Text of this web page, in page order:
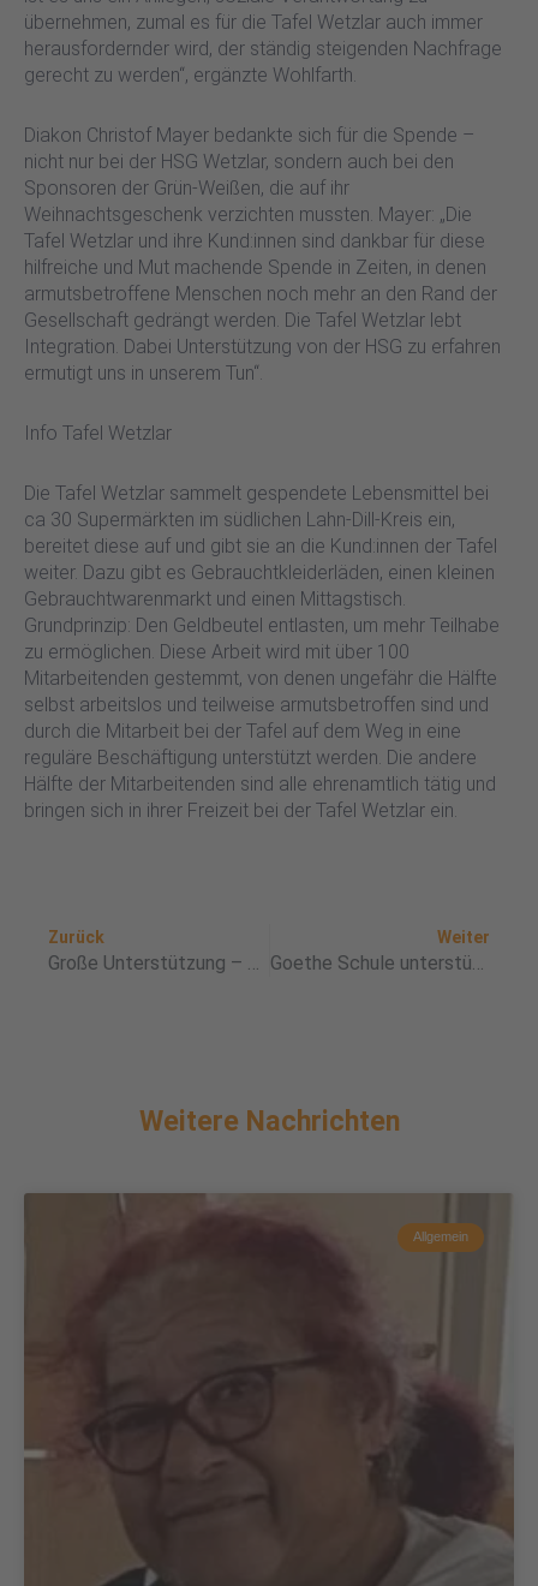
übernehmen, zumal es für die Tafel Wetzlar auch immer
herausfordernder wird, der ständig steigenden Nachfrage
gerecht zu werden“, ergänzte Wohlfarth.
Diakon Christof Mayer bedankte sich für die Spende –
nicht nur bei der HSG Wetzlar, sondern auch bei den
Sponsoren der Grün-Weißen, die auf ihr
Weihnachtsgeschenk verzichten mussten. Mayer: „Die
Tafel Wetzlar und ihre Kund:innen sind dankbar für diese
hilfreiche und Mut machende Spende in Zeiten, in denen
armutsbetroffene Menschen noch mehr an den Rand der
Gesellschaft gedrängt werden. Die Tafel Wetzlar lebt
Integration. Dabei Unterstützung von der HSG zu erfahren
ermutigt uns in unserem Tun“.
Info Tafel Wetzlar
Die Tafel Wetzlar sammelt gespendete Lebensmittel bei
ca 30 Supermärkten im südlichen Lahn-Dill-Kreis ein,
bereitet diese auf und gibt sie an die Kund:innen der Tafel
weiter. Dazu gibt es Gebrauchtkleiderläden, einen kleinen
Gebrauchtwarenmarkt und einen Mittagstisch.
Grundprinzip: Den Geldbeutel entlasten, um mehr Teilhabe
zu ermöglichen. Diese Arbeit wird mit über 100
Mitarbeitenden gestemmt, von denen ungefähr die Hälfte
selbst arbeitslos und teilweise armutsbetroffen sind und
durch die Mitarbeit bei der Tafel auf dem Weg in eine
reguläre Beschäftigung unterstützt werden. Die andere
Hälfte der Mitarbeitenden sind alle ehrenamtlich tätig und
bringen sich in ihrer Freizeit bei der Tafel Wetzlar ein.
Zurück Weiter
Weitere Nachrichten
Allgemein